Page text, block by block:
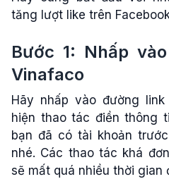
tăng lượt like trên
Bước 1: Nhấp
Vinafaco
Hãy nhấp vào đường link
hiện thao tác điền thông
bạn đã có tài khoản
nhé. Các thao tác khá
sẽ mất quá nhiều thời gian